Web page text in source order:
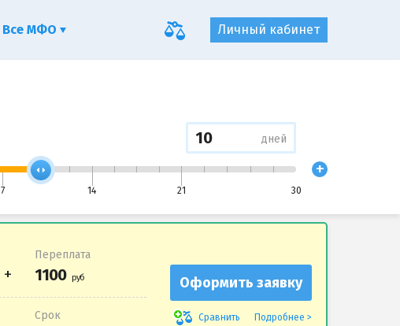
дней
7 14 21 30
+
Переплата
Срок
Оформить заявку
Сравнить Подробнее
Личный кабинет
Все МФО